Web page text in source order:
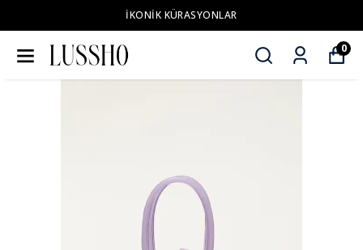
İKONİK KÜRASYONLAR
0